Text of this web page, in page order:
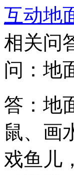
互动地
相关问
问：地
答：地
鼠、画
戏鱼儿